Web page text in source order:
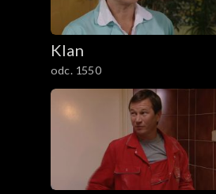
Klan
odc. 1550